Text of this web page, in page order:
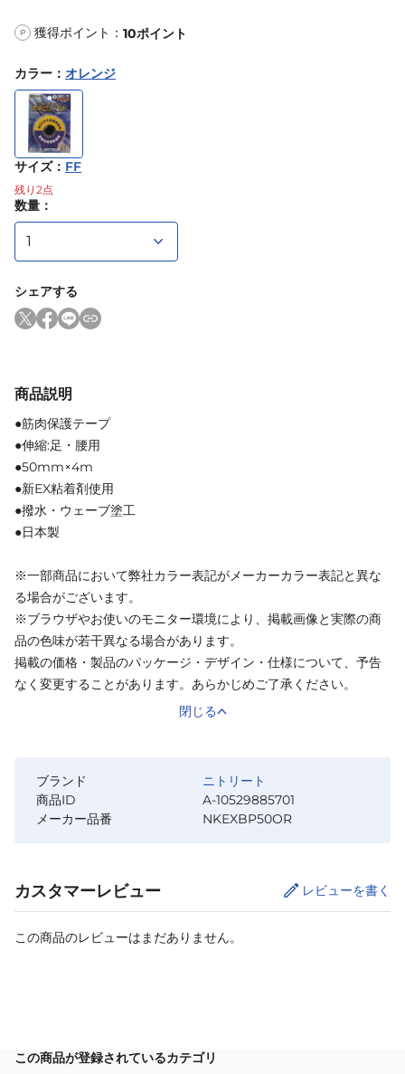
P 獲得ポイント： 10ポイント
カラー ： オレンジ
サイズ： FF
残り 2点
数量：
シェアする
商品説明
●筋肉保護テープ
●伸縮:足・腰用
●50mm×4m
●新EX粘着剤使用
●撥水・ウェーブ塗工
●日本製
※一部商品において弊社カラー表記がメーカーカラー表記と異な
る場合がございます。
※ブラウザやお使いのモニター環境により、掲載画像と実際の商
品の色味が若干異なる場合があります。
掲載の価格・製品のパッケージ・デザイン・仕様について、予告
なく変更することがあります。あらかじめご了承ください。
閉じる
ブランド
ニトリート
商品ID
A-10529885701
メーカー品番
NKEXBP50OR
カスタマーレビュー レビューを書く
この商品のレビューはまだありません。
この商品が登録されているカテゴリ